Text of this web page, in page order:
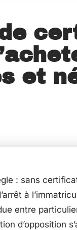
et
: sans
à
entre
d’opposition